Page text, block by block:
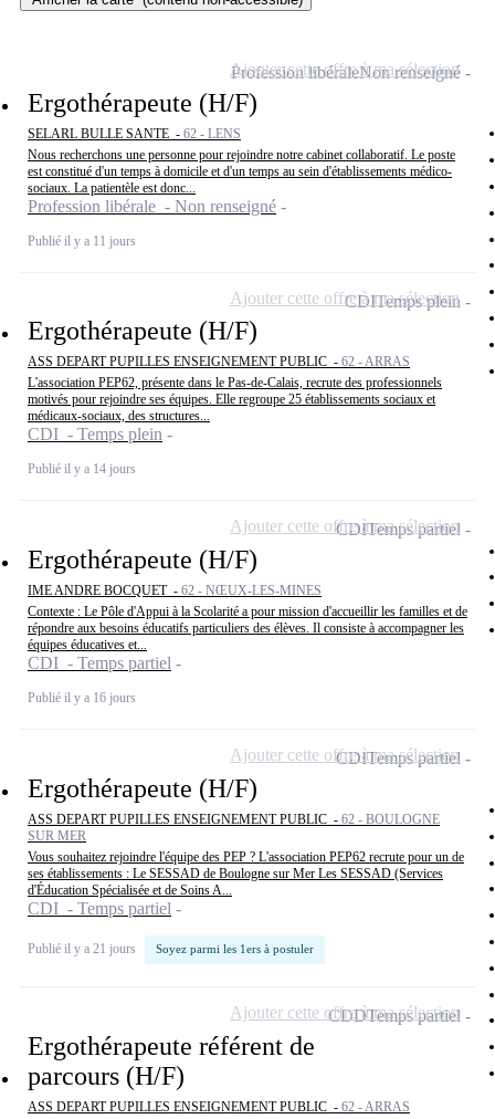
Ergothérapeute (H/F)
SELARL BULLE SANTE - 62 - LENS
Nous recherchons une personne pour rejoindre notre cabinet collaboratif. Le poste
est constitué d'un temps à domicile et d'un temps au sein d'établissements médico-
sociaux. La patientèle est donc...
Profession libérale - Non renseigné
Publié il y a 11 jours
Profession libéraleNon renseigné
Ajouter cette offre à ma sélection
Ergothérapeute (H/F)
ASS DEPART PUPILLES ENSEIGNEMENT PUBLIC - 62 - ARRAS
L'association PEP62, présente dans le Pas-de-Calais, recrute des professionnels
motivés pour rejoindre ses équipes. Elle regroupe 25 établissements sociaux et
médicaux-sociaux, des structures...
CDI - Temps plein
Publié il y a 14 jours
CDITemps plein
Ajouter cette offre à ma sélection
Ergothérapeute (H/F)
IME ANDRE BOCQUET - 62 - NŒUX-LES-MINES
Contexte : Le Pôle d'Appui à la Scolarité a pour mission d'accueillir les familles et de
répondre aux besoins éducatifs particuliers des élèves. Il consiste à accompagner les
équipes éducatives et...
CDI - Temps partiel
Publié il y a 16 jours
CDITemps partiel
Ajouter cette offre à ma sélection
Ergothérapeute (H/F)
ASS DEPART PUPILLES ENSEIGNEMENT PUBLIC - 62 - BOULOGNE
SUR MER
Vous souhaitez rejoindre l'équipe des PEP ? L'association PEP62 recrute pour un de
ses établissements : Le SESSAD de Boulogne sur Mer Les SESSAD (Services
d'Éducation Spécialisée et de Soins A...
CDI - Temps partiel
Publié il y a 21 jours Soyez parmi les 1ers à postuler
CDITemps partiel
Ajouter cette offre à ma sélection
Ergothérapeute référent de
parcours (H/F)
ASS DEPART PUPILLES ENSEIGNEMENT PUBLIC - 62 - ARRAS
CDDTemps partiel
Ajouter cette offre à ma sélection